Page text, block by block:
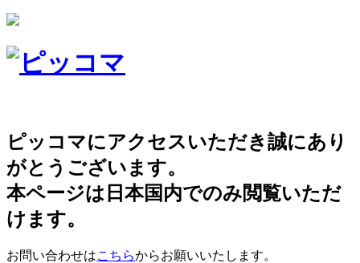
ピッコマにアクセスいただき誠にあり
がとうございます。
本ページは日本国内でのみ閲覧いただ
けます。
お問い合わせはこちらからお願いいたします。